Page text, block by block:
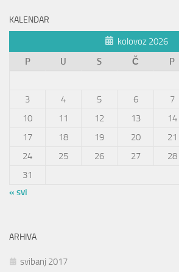
KALENDAR
kolovoz 2026
P
U S Č P
3
4 5 6 7
10
11 12 13 14
17
18 19 20 21
24
25 26 27 28
31
« svi
ARHIVA
svibanj 2017